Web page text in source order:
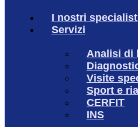
I nostri
Servizi
Analisi di
Visite
Sport e
CERFIT
INS